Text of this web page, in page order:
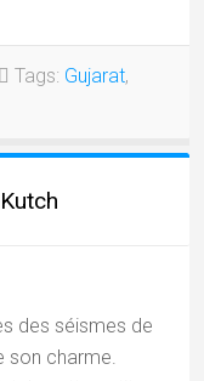
Tags: Gujarat,
des séismes de
son charme.